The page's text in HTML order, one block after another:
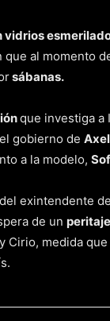
vidrios
al momento
sábanas.
que investiga a
gobierno de
a la modelo,
del exintendente
de un
medida